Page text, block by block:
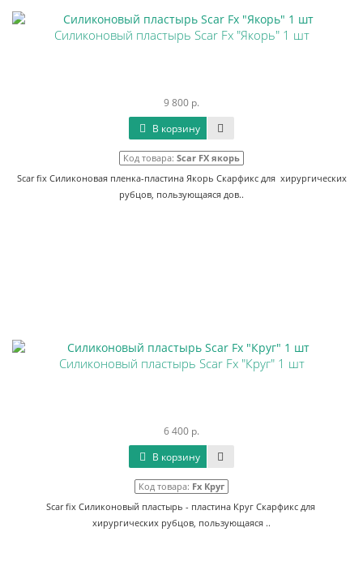
Силиконовый пластырь Scar Fx "Якорь" 1 шт
9 800 р.
В корзину
Код товара: Scar FX якорь
Scar fix Силиконовая пленка-пластина Якорь Скарфикс для хирургических
рубцов, пользующаяся дов..
Силиконовый пластырь Scar Fx "Круг" 1 шт
6 400 р.
В корзину
Код товара: Fx Круг
Scar fix Силиконовый пластырь - пластина Круг Скарфикс для
хирургических рубцов, пользующаяся ..